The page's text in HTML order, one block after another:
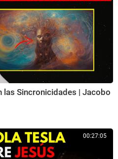
las Sincronicidades | Jacobo
00:27:05